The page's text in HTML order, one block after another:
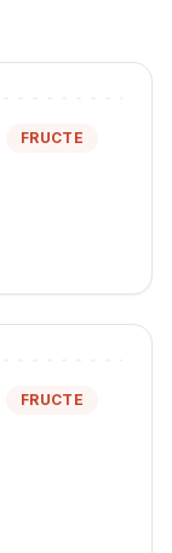
FRUCTE
FRUCTE